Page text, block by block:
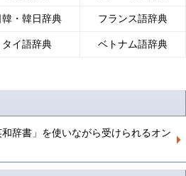
韓・韓日辞典 フランス語辞典
タイ語辞典 ベトナム語辞典
辞書」を使いながら受けられるオン